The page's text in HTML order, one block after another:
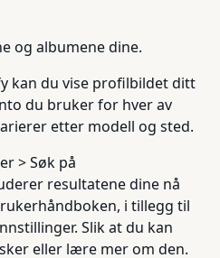
og albumene dine.
kan du vise profilbildet ditt
du bruker for hver av
etter modell og sted.
> Søk på
resultatene dine nå
i tillegg til
Slik at du kan
eller lære mer om den.